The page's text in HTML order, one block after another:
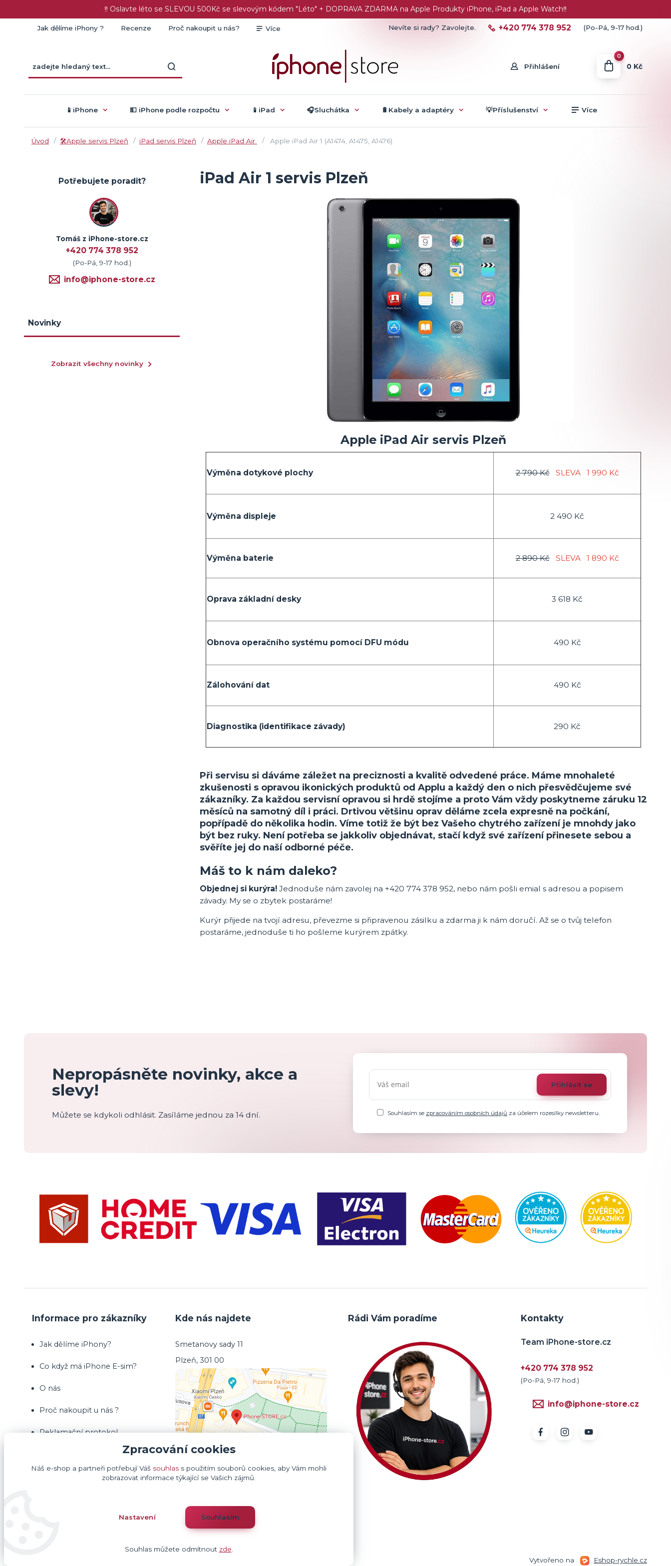
‼️ Oslavte léto se SLEVOU 500Kč se slevovým kódem "Léto" + DOPRAVA ZDARMA na Apple Produkty iPhone, iPad a Apple Watch‼️
Jak dělíme iPhony ? Recenze Proč nakoupit u nás? Více
Přihlášení
Nevíte si rady? Zavolejte. +420 774 378 952 (Po-Pá, 9-17 hod.)
0
0 Kč
📱iPhone 💵 iPhone podle rozpočtu 📱iPad 🎧Sluchátka 🔋Kabely a adaptéry 💡Příslušenství Více
Úvod 🛠️Apple servis Plzeň iPad servis Plzeň Apple iPad Air Apple iPad Air 1 (A1474, A1475, A1476)
iPad Air 1 servis Plzeň
Apple iPad Air servis Plzeň
Výměna dotykové plochy 2 790 Kč SLEVA1 990 Kč
Výměna displeje 2 490 Kč
Výměna baterie 2 890 Kč SLEVA1 890 Kč
Oprava základní desky 3 618 Kč
Obnova operačního systému pomocí DFU módu 490 Kč
Zálohování dat 490 Kč
Diagnostika (identifikace závady) 290 Kč
Při servisu si dáváme záležet na preciznosti a kvalitě odvedené práce. Máme mnohaleté
zkušenosti s opravou ikonických produktů od Applu a každý den o nich přesvědčujeme své
zákazníky. Za každou servisní opravou si hrdě stojíme a proto Vám vždy poskytneme záruku 12
měsíců na samotný díl i práci. Drtivou většinu oprav děláme zcela expresně na počkání,
popřípadě do několika hodin. Víme totiž že být bez Vašeho chytrého zařízení je mnohdy jako
být bez ruky. Není potřeba se jakkoliv objednávat, stačí když své zařízení přinesete sebou a
svěříte jej do naší odborné péče.
Máš to k nám daleko?
Objednej si kurýra! Jednoduše nám zavolej na +420 774 378 952, nebo nám pošli emial s adresou a popisem
závady. My se o zbytek postaráme!
Kurýr přijede na tvojí adresu, převezme si připravenou zásilku a zdarma ji k nám doručí. Až se o tvůj telefon
postaráme, jednoduše ti ho pošleme kurýrem zpátky.
Potřebujete poradit?
Tomáš z iPhone-store.cz
+420 774 378 952
(Po-Pá, 9-17 hod.)
info@iphone-store.cz
Novinky
Zobrazit všechny novinky
Nepropásněte novinky, akce a
slevy!
Můžete se kdykoli odhlásit. Zasíláme jednou za 14 dní.
Přihlásit se
Souhlasím se zpracováním osobních údajů za účelem rozesílky newsletteru.
Informace pro zákazníky
Jak dělíme iPhony?
Co když má iPhone E-sim?
O nás
Proč nakoupit u nás ?
Reklamační protokol
Vrácení zboží ve 14 denní lhůtě
Obchodní podmínky
Kde nás najdete
Smetanovy sady 11
Plzeň, 301 00
Rádi Vám poradíme Kontakty
Team iPhone-store.cz
+420 774 378 952
(Po-Pá, 9-17 hod.)
info@iphone-store.cz
Vytvořeno na Eshop-rychle.cz
Zpracování cookies
Náš e-shop a partneři potřebují Váš souhlas s použitím souborů cookies, aby Vám mohli
zobrazovat informace týkající se Vašich zájmů.
Nastavení Souhlasím
Souhlas můžete odmítnout zde